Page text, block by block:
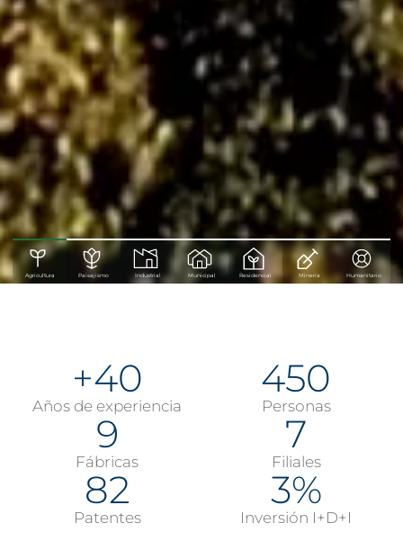
Agricultura Paisajismo Industrial Municipal Residencial Minería Humanitario
Años de experiencia
+40
Personas
450
Fábricas
9
Filiales
7
Patentes
82
Inversión I+D+I
3%